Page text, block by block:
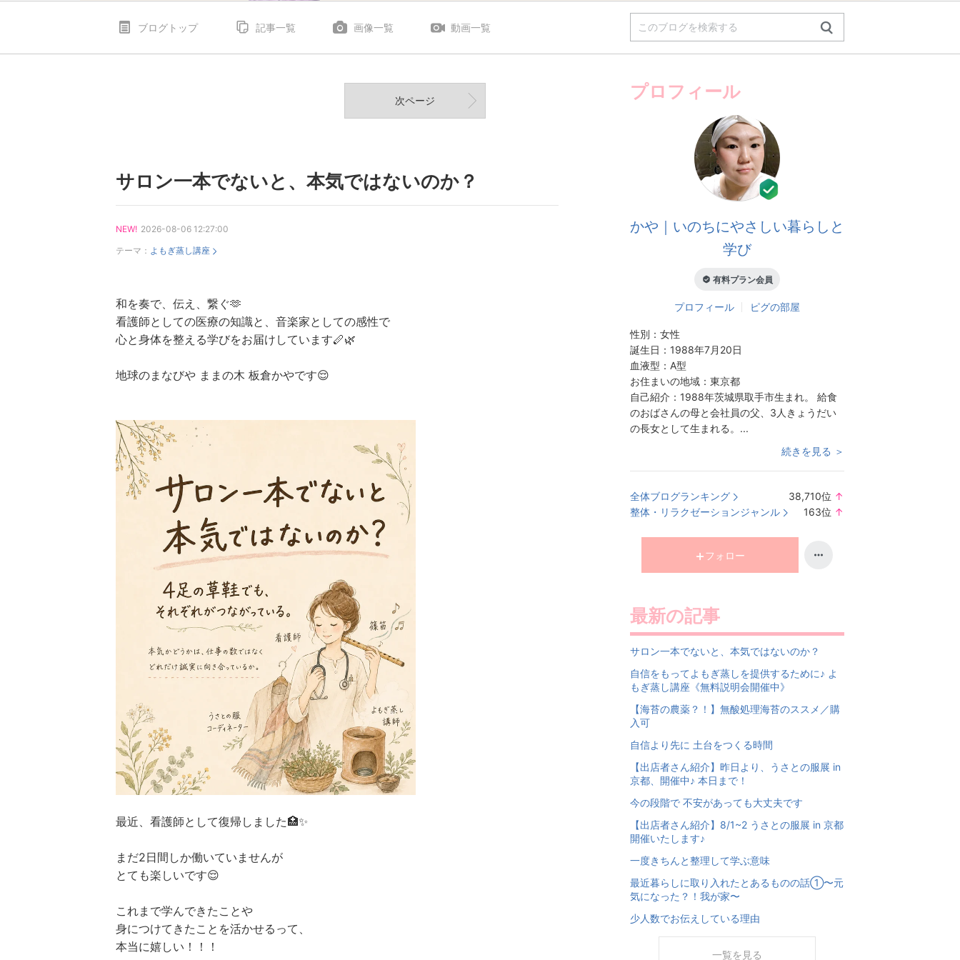
ブログトップ 記事一覧 画像一覧 動画一覧
次ページ
サロン一本でないと、本気ではないのか？
NEW! 2026-08-06 12:27:00
テーマ： よもぎ蒸し講座
和を奏で、伝え、繋ぐ🫶
看護師としての医療の知識と、音楽家としての感性で
心と身体を整える学びをお届けしています🪈🌿
地球のまなびや ままの木 板倉かやです😌
最近、看護師として復帰しました🏥✨
まだ2日間しか働いていませんが
とても楽しいです😌
これまで学んできたことや
身につけてきたことを活かせるって、
本当に嬉しい！！！
プロフィール
かや｜いのちにやさしい暮らしと
学び
有料プラン会員
プロフィール ピグの部屋
性別： 女性
誕生日： 1988年7月20日
血液型： A型
お住まいの地域： 東京都
自己紹介： 1988年茨城県取手市生まれ。 給食
のおばさんの母と会社員の父、3人きょうだい
の長女として生まれる。...
続きを見る ＞
全体ブログランキング 38,710位 ↑
整体・リラクゼーションジャンル 163位 ↑
フォロー
最新の記事
サロン一本でないと、本気ではないのか？
自信をもってよもぎ蒸しを提供するために♪ よ
もぎ蒸し講座《無料説明会開催中》
【海苔の農薬？！】無酸処理海苔のススメ／購
入可
自信より先に 土台をつくる時間
【出店者さん紹介】昨日より、うさとの服展 in
京都、開催中♪ 本日まで！
今の段階で 不安があっても大丈夫です
【出店者さん紹介】8/1~2 うさとの服展 in 京都
開催いたします♪
一度きちんと整理して学ぶ意味
最近暮らしに取り入れたとあるものの話①〜元
気になった？！我が家〜
少人数でお伝えしている理由
一覧を見る